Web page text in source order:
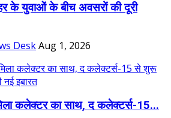
के युवाओं के बीच अवसरों की दूरी
DeskAug 1, 2026
कलेक्टर का साथ, द कलेक्टर्स-15...